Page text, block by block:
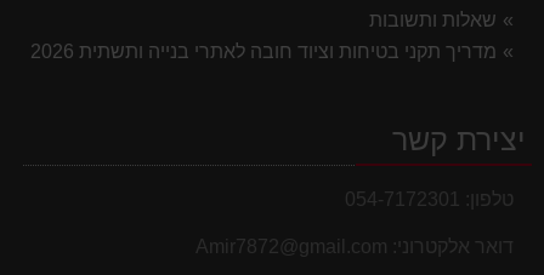
שאלות ותשובות
מדריך תקני בטיחות וציוד חובה לאתרי בנייה ותשתית 2026
יצירת קשר
טלפון: 054-7172301
דואר אלקטרוני: Amir7872@gmail.com